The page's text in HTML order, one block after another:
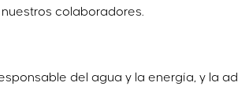
colaboradores.
del agua y la energía, y la